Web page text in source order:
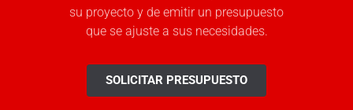
su proyecto y de emitir un presupuesto
que se ajuste a sus necesidades.
SOLICITAR PRESUPUESTO